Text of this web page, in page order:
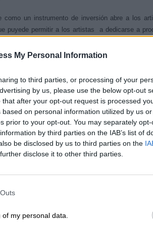
My Personal Information
to third parties, or processing of your
by us, please use the below opt-out
after your opt-out request is processed
on personal information utilized by us
prior to your opt-out. You may separately
by third parties on the IAB’s list of
be disclosed by us to third parties on the
disclose it to other third parties.
my personal data.
un instrumento de inversión abre a los
puyede permitir a los artistas a dedicarse a
la demanda del mercado defina los temas de
que los artistas deberán transitar.
países en desarrollo?
del público y mayor apoyo del Estado al
de datos de precios de obras y
del ano 2000, aproximadamente, destaca la
actualidad China hoy es el segundo mercado
El mercado mas importante de arte está en
otra parte, el arte chino es muy interesante y de
y se combinan textos caligráficos con
en la China moderna y después de 1949
en contenidos y se internacionaliza
de oriente.
las obras?